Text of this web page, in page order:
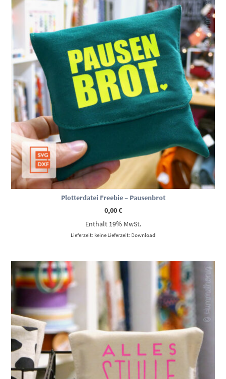
Plotterdatei Freebie – Pausenbrot
0,00€
Enthält 19% MwSt.
Lieferzeit: keine Lieferzeit: Download